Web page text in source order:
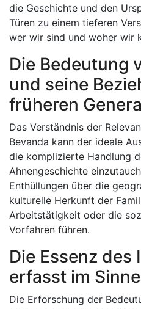
die Geschichte und den
Türen zu einem tieferen
wer wir sind und woher wir
Die Bedeutung
und seine
früheren
Das Verständnis der
Bevanda kann der ideale
die komplizierte Handlung
Ahnengeschichte
Enthüllungen über die
kulturelle Herkunft der
Arbeitstätigkeit oder die
Vorfahren führen.
Die Essenz
erfasst im
Die Erforschung der